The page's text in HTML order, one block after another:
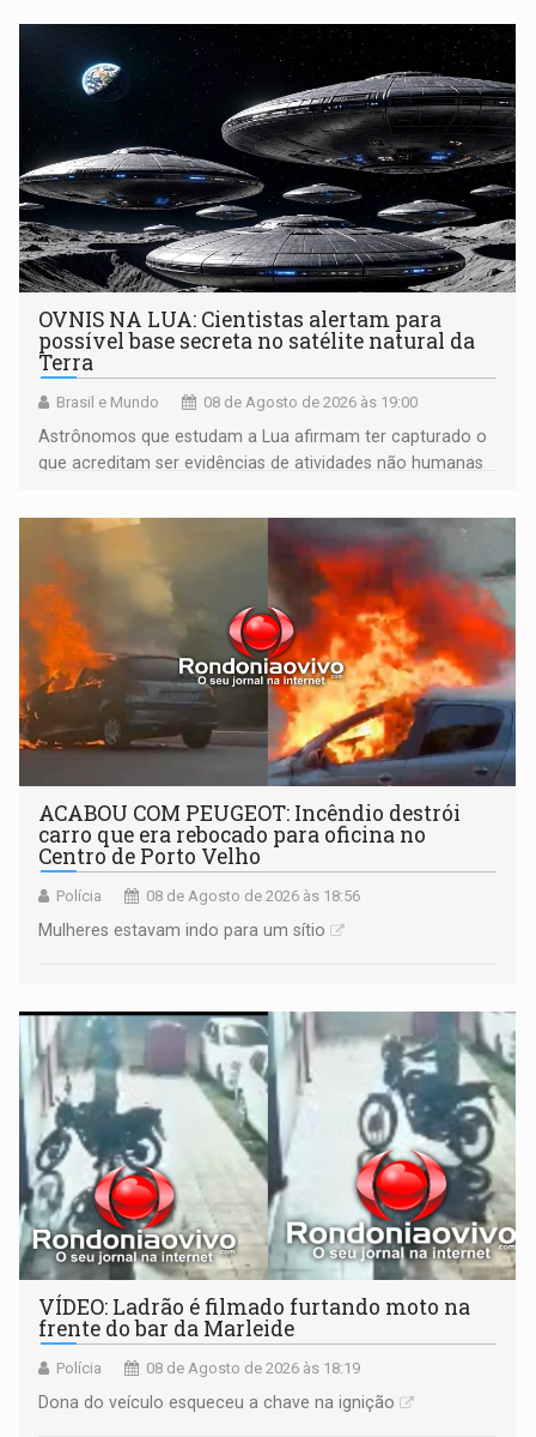
OVNIS NA LUA: Cientistas alertam para
possível base secreta no satélite natural da
Terra
Brasil e Mundo 08 de Agosto de 2026 às 19:00
Astrônomos que estudam a Lua afirmam ter capturado o
que acreditam ser evidências de atividades não humanas
órbita
ACABOU COM PEUGEOT: Incêndio destrói
carro que era rebocado para oficina no
Centro de Porto Velho
Polícia 08 de Agosto de 2026 às 18:56
Mulheres estavam indo para um sítio
VÍDEO: Ladrão é filmado furtando moto na
frente do bar da Marleide
Polícia 08 de Agosto de 2026 às 18:19
Dona do veículo esqueceu a chave na ignição